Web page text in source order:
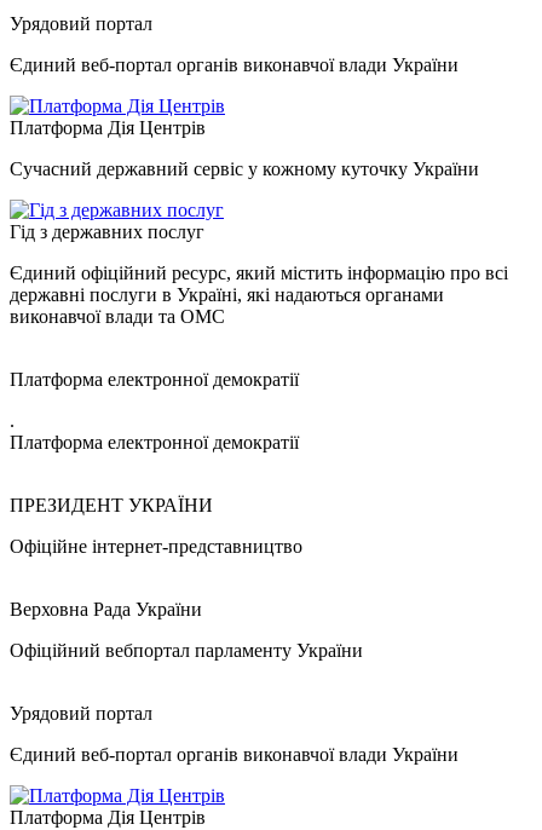
Урядовий портал
Єдиний веб-портал органів виконавчої влади України
Платформа Дія Центрів
Сучасний державний сервіс у кожному куточку України
Гід з державних послуг
Єдиний офіційний ресурс, який містить інформацію про всі
державні послуги в Україні, які надаються органами
виконавчої влади та ОМС
Платформа електронної демократії
.
Платформа електронної демократії
ПРЕЗИДЕНТ УКРАЇНИ
Офіційне інтернет-представництво
Верховна Рада України
Офіційний вебпортал парламенту України
Урядовий портал
Єдиний веб-портал органів виконавчої влади України
Платформа Дія Центрів